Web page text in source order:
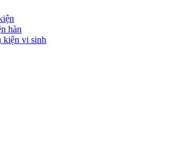
hàn
kiện vi sinh